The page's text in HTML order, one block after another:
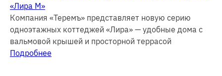
«Лира М»
Компания «Теремъ» представляет новую серию
одноэтажных коттеджей «Лира» — удобные дома с
вальмовой крышей и просторной террасой
Подробнее